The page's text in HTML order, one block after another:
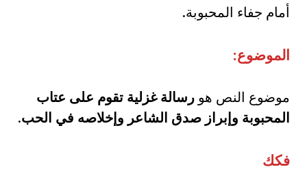
أمام جفاء المحبوبة.
الموضوع:
موضوع النص هو رسالة غزلية تقوم على عتاب
المحبوبة وإبراز صدق الشاعر وإخلاصه في الحب.
فكك